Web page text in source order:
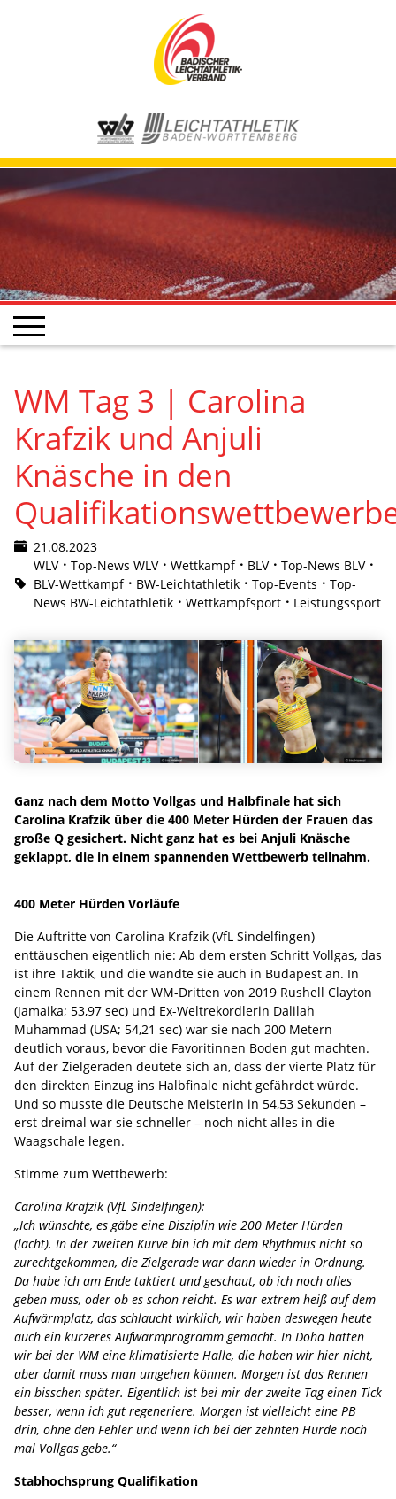
WM Tag 3 | Carolina
Krafzik und Anjuli
Knäsche in den
21.08.2023
WLV
Top-News WLV Wettkampf BLV
Top-News BLV
BLV-Wettkampf
BW-Leichtathletik Top-Events
Top-
News BW-Leichtathletik
Wettkampfsport Leistungssport
Ganz nach dem Motto Vollgas und Halbfinale hat sich
Carolina Krafzik über die 400 Meter Hürden der Frauen das
große Q gesichert. Nicht ganz hat es bei Anjuli Knäsche
geklappt, die in einem spannenden Wettbewerb teilnahm.
400 Meter Hürden Vorläufe
Die Auftritte von Carolina Krafzik (VfL Sindelfingen)
enttäuschen eigentlich nie: Ab dem ersten Schritt Vollgas, das
ist ihre Taktik, und die wandte sie auch in Budapest an. In
einem Rennen mit der WM-Dritten von 2019 Rushell Clayton
(Jamaika; 53,97 sec) und Ex-Weltrekordlerin Dalilah
Muhammad (USA; 54,21 sec) war sie nach 200 Metern
deutlich voraus, bevor die Favoritinnen Boden gut machten.
Auf der Zielgeraden deutete sich an, dass der vierte Platz für
den direkten Einzug ins Halbfinale nicht gefährdet würde.
Und so musste die Deutsche Meisterin in 54,53 Sekunden –
erst dreimal war sie schneller – noch nicht alles in die
Waagschale legen.
Stimme zum Wettbewerb:
Carolina Krafzik (VfL Sindelfingen):
„Ich wünschte, es gäbe eine Disziplin wie 200 Meter Hürden
(lacht). In der zweiten Kurve bin ich mit dem Rhythmus nicht so
zurechtgekommen, die Zielgerade war dann wieder in Ordnung.
Da habe ich am Ende taktiert und geschaut, ob ich noch alles
geben muss, oder ob es schon reicht. Es war extrem heiß auf dem
Aufwärmplatz, das schlaucht wirklich, wir haben deswegen heute
auch ein kürzeres Aufwärmprogramm gemacht. In Doha hatten
wir bei der WM eine klimatisierte Halle, die haben wir hier nicht,
aber damit muss man umgehen können. Morgen ist das Rennen
ein bisschen später. Eigentlich ist bei mir der zweite Tag einen Tick
besser, wenn ich gut regeneriere. Morgen ist vielleicht eine PB
drin, ohne den Fehler und wenn ich bei der zehnten Hürde noch
mal Vollgas gebe.“
Stabhochsprung Qualifikation